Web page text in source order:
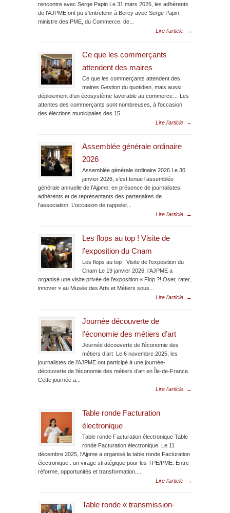
rencontre avec Serge Papin Le 31 mars 2026, les adhérents
de l’AJPME ont pu s’entretenir à Bercy avec Serge Papin,
ministre des PME, du Commerce, de...
Lire l'article
→
Ce que les commerçants
attendent des maires
Ce que les commerçants attendent des
maires Gestion du quotidien, mais aussi
déploiement d’un écosystème favorable au commerce… Les
attentes des commerçants sont nombreuses, à l’occasion
des élections municipales des 15...
Lire l'article
→
Assemblée générale ordinaire
2026
Assemblée générale ordinaire 2026 Le 30
janvier 2026, s’est tenue l’assemblée
générale annuelle de l’Ajpme, en présence de journalistes
adhérents et de représentants des partenaires de
l’association. L’occasion de rappeler...
Lire l'article
→
Les flops au top ! Visite de
l’exposition du Cnam
Les flops au top ! Visite de l’exposition du
Cnam Le 19 janvier 2026, l’AJPME a
organisé une visite privée de l’exposition « Flop ?! Oser, rater,
innover » au Musée des Arts et Métiers sous...
Lire l'article
→
Journée découverte de
l’économie des métiers d’art
Journée découverte de l’économie des
métiers d’art Le 6 novembre 2025, les
journalistes de l’AJPME ont participé à une journée-
découverte de l’économie des métiers d’art en Île-de-France.
Cette journée a...
Lire l'article
→
Table ronde Facturation
électronique
Table ronde Facturation électronique Table
ronde Facturation électronique Le 11
décembre 2025, l’Ajpme a organisé la table ronde Facturation
électronique : un virage stratégique pour les TPE/PME. Entre
réforme, opportunités et transformation....
Lire l'article
→
Table ronde « transmission-